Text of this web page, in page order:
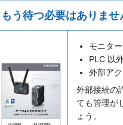
もう待つ必要はありま
モニタ
PLC 以
外部ア
外部接続の
ても管理が
ょう。